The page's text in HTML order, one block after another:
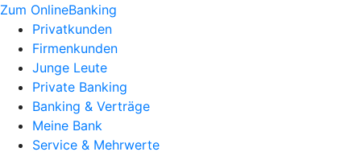
Zum OnlineBanking
Privatkunden
Firmenkunden
Junge Leute
Private Banking
Banking & Verträge
Meine Bank
Service & Mehrwerte